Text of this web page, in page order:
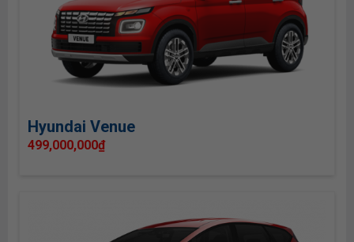
Hyundai Venue
499,000,000₫